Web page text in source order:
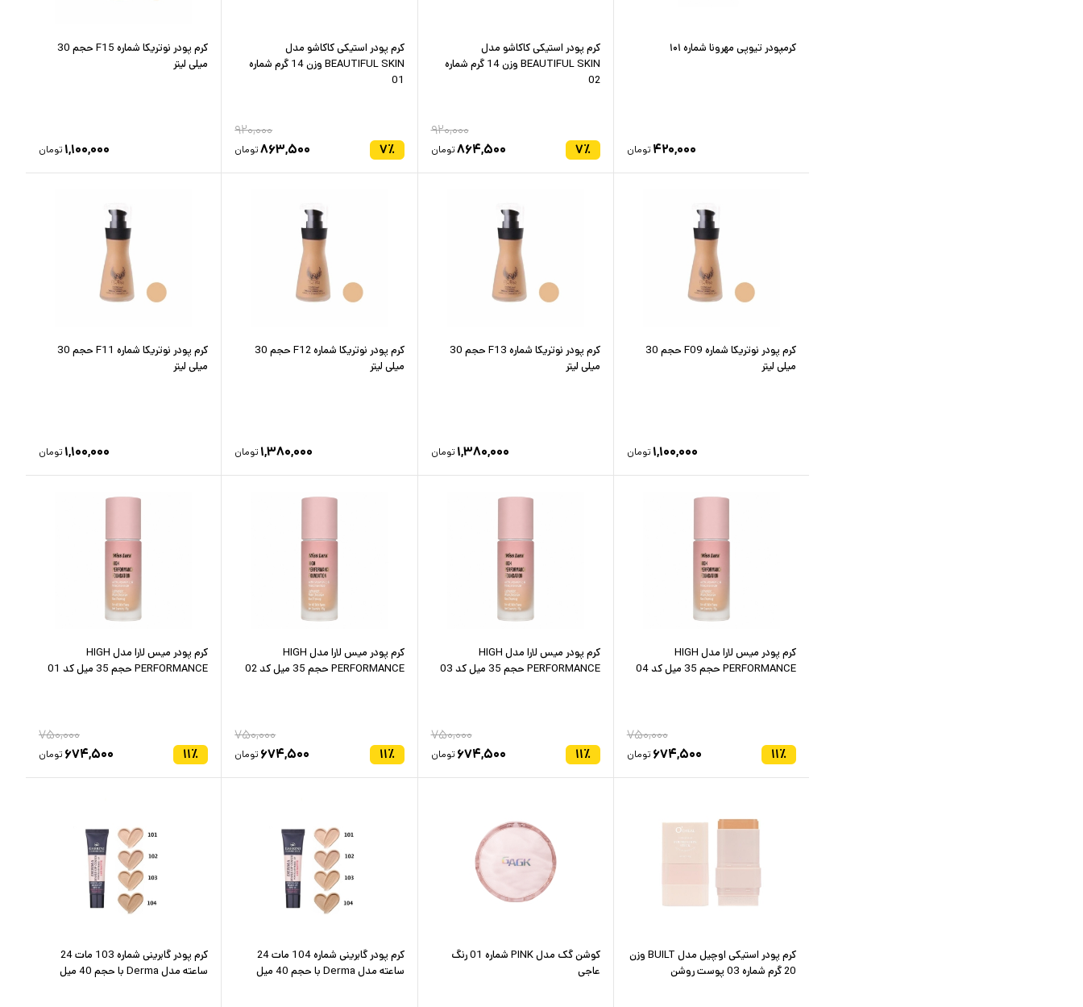
کرمپودر تیوپی مهرونا شماره ۱۰۱
۴۲۰,۰۰۰ تومان
کرم پودر استیکی کاکاشو مدل
BEAUTIFUL SKIN وزن 14 گرم شماره
02
۷٪
۹۲۰,۰۰۰
۸۶۴,۵۰۰تومان
کرم پودر استیکی کاکاشو مدل
BEAUTIFUL SKIN وزن 14 گرم شماره
01
۷٪
۹۲۰,۰۰۰
۸۶۳,۵۰۰تومان
کرم پودر نوتریکا شماره F15 حجم 30
میلی لیتر
۱,۱۰۰,۰۰۰ تومان
کرم پودر نوتریکا شماره F09 حجم 30
میلی لیتر
۱,۱۰۰,۰۰۰ تومان
کرم پودر نوتریکا شماره F13 حجم 30
میلی لیتر
۱,۳۸۰,۰۰۰ تومان
کرم پودر نوتریکا شماره F12 حجم 30
میلی لیتر
۱,۳۸۰,۰۰۰ تومان
کرم پودر نوتریکا شماره F11 حجم 30
میلی لیتر
۱,۱۰۰,۰۰۰ تومان
کرم پودر میس لارا مدل HIGH
PERFORMANCE حجم 35 میل کد 04
۱۱٪
۷۵۰,۰۰۰
۶۷۴,۵۰۰ تومان
کرم پودر میس لارا مدل HIGH
PERFORMANCE حجم 35 میل کد 03
۱۱٪
۷۵۰,۰۰۰
۶۷۴,۵۰۰ تومان
کرم پودر میس لارا مدل HIGH
PERFORMANCE حجم 35 میل کد 02
۱۱٪
۷۵۰,۰۰۰
۶۷۴,۵۰۰ تومان
کرم پودر میس لارا مدل HIGH
PERFORMANCE حجم 35 میل کد 01
۱۱٪
۷۵۰,۰۰۰
۶۷۴,۵۰۰ تومان
کرم پودر استیکی اوچیل مدل BUILT وزن
20 گرم شماره 03 پوست روشن
کوشن گک مدل PINK شماره 01 رنگ
عاجی
کرم پودر گابرینی شماره 104 مات 24
ساعته مدل Derma با حجم 40 میل
کرم پودر گابرینی شماره 103 مات 24
ساعته مدل Derma با حجم 40 میل